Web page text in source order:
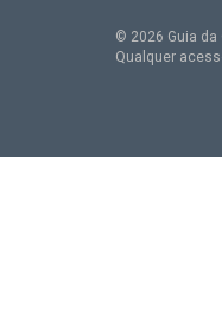
© 2026 Guia
Qualquer